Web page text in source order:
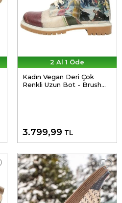
2 Al 1 Öde
Kadın Vegan Deri Çok
Renkli Uzun Bot - Brush
3.799,99 TL